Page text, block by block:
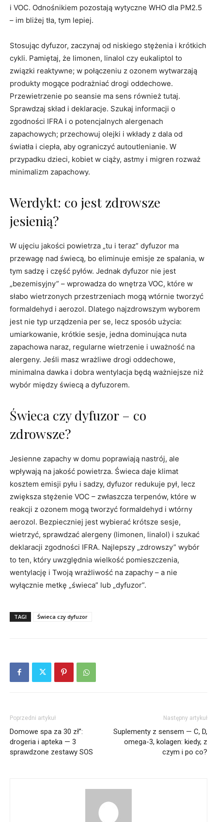
i VOC. Odnośnikiem pozostają wytyczne WHO dla PM2.5
– im bliżej tła, tym lepiej.
Stosując dyfuzor, zaczynaj od niskiego stężenia i krótkich
cykli. Pamiętaj, że limonen, linalol czy eukaliptol to
związki reaktywne; w połączeniu z ozonem wytwarzają
produkty mogące podrażniać drogi oddechowe.
Przewietrzenie po seansie ma sens również tutaj.
Sprawdzaj skład i deklaracje. Szukaj informacji o
zgodności IFRA i o potencjalnych alergenach
zapachowych; przechowuj olejki i wkłady z dala od
światła i ciepła, aby ograniczyć autoutlenianie. W
przypadku dzieci, kobiet w ciąży, astmy i migren rozważ
minimalizm zapachowy.
Werdykt: co jest zdrowsze
jesienią?
W ujęciu jakości powietrza „tu i teraz” dyfuzor ma
przewagę nad świecą, bo eliminuje emisje ze spalania, w
tym sadzę i część pyłów. Jednak dyfuzor nie jest
„bezemisyjny” – wprowadza do wnętrza VOC, które w
słabo wietrzonych przestrzeniach mogą wtórnie tworzyć
formaldehyd i aerozol. Dlatego najzdrowszym wyborem
jest nie typ urządzenia per se, lecz sposób użycia:
umiarkowanie, krótkie sesje, jedna dominująca nuta
zapachowa naraz, regularne wietrzenie i uważność na
alergeny. Jeśli masz wrażliwe drogi oddechowe,
minimalna dawka i dobra wentylacja będą ważniejsze niż
wybór między świecą a dyfuzorem.
Świeca czy dyfuzor – co
zdrowsze?
Jesienne zapachy w domu poprawiają nastrój, ale
wpływają na jakość powietrza. Świeca daje klimat
kosztem emisji pyłu i sadzy, dyfuzor redukuje pył, lecz
zwiększa stężenie VOC – zwłaszcza terpenów, które w
reakcji z ozonem mogą tworzyć formaldehyd i wtórny
aerozol. Bezpieczniej jest wybierać krótsze sesje,
wietrzyć, sprawdzać alergeny (limonen, linalol) i szukać
deklaracji zgodności IFRA. Najlepszy „zdrowszy” wybór
to ten, który uwzględnia wielkość pomieszczenia,
wentylację i Twoją wrażliwość na zapachy – a nie
wyłącznie metkę „świeca” lub „dyfuzor”.
TAGI Świeca czy dyfuzor
Poprzedni artykuł
Domowe spa za 30 zł”:
drogeria i apteka — 3
sprawdzone zestawy SOS
Następny artykuł
Suplementy z sensem — C, D,
omega-3, kolagen: kiedy, z
czym i po co?